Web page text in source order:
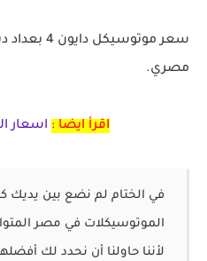
مصري.
اقرأ ايضا : اسعار
في الختام لم نضع بين يديك
الموتوسيكلات في مصر
لأننا حاولنا أن نحدد لك